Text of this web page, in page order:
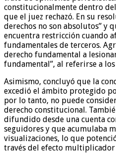
constitucionalmente dentro
que el juez rechazó. En su
derechos no son absolutos” y
encuentra restricción cuando
fundamentales de terceros.
derecho fundamental a
fundamental”, al referirse a
Asimismo, concluyó que la
excedió el ámbito protegido
por lo tanto, no puede
derecho constitucional.
difundido desde una cuenta
seguidores y que acumulaba
visualizaciones, lo que
través del efecto multiplicador